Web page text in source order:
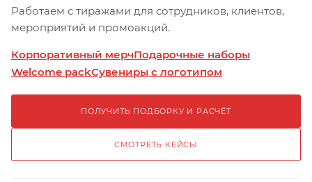
Работаем с тиражами для сотрудников, клиентов,
мероприятий и промоакций.
Корпоративный мерчПодарочные наборы
Welcome packСувениры с логотипом
ПОЛУЧИТЬ ПОДБОРКУ И РАСЧЁТ
СМОТРЕТЬ КЕЙСЫ